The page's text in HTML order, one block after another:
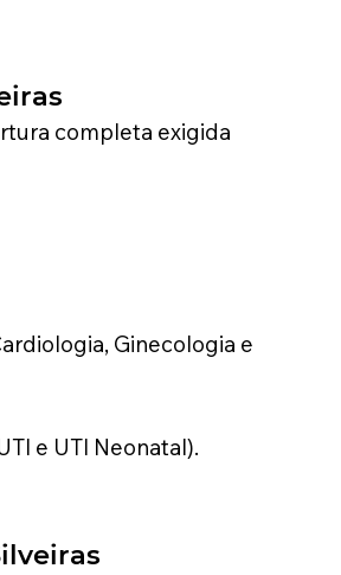
completa exigida
Ginecologia e
e UTI Neonatal).